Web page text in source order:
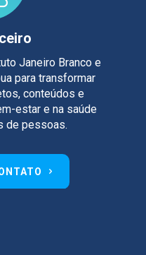
Janeiro Branco e
para transformar
conteúdos e
estar e na saúde
de pessoas.